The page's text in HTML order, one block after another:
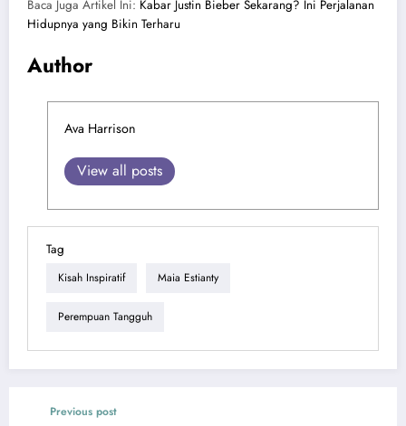
Baca Juga Artikel Ini: Kabar Justin Bieber Sekarang? Ini Perjalanan
Hidupnya yang Bikin Terharu
Author
Ava Harrison
View all posts
Tag
Kisah Inspiratif Maia Estianty
Perempuan Tangguh
Previous post